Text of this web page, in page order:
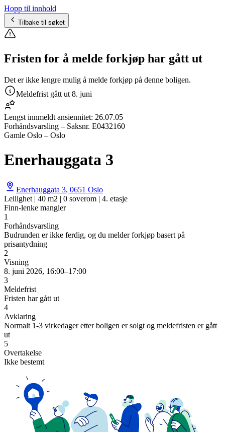
Hopp til innhold
Tilbake til søket
Fristen for å melde forkjøp har gått ut
Det er ikke lengre mulig å melde forkjøp på denne boligen.
Meldefrist gått ut 8. juni
Lengst innmeldt ansiennitet: 26.07.05
Forhåndsvarsling – Saksnr. E0432160
Gamle Oslo – Oslo
Enerhauggata 3
Enerhauggata 3, 0651 Oslo
Leilighet | 40 m2 | 0 soverom | 4. etasje
Finn-lenke mangler
1
Forhåndsvarsling
Budrunden er ikke ferdig, og du melder forkjøp basert på
prisantydning
2
Visning
8. juni 2026, 16:00–17:00
3
Meldefrist
Fristen har gått ut
4
Avklaring
Normalt 1-3 virkedager etter boligen er solgt og meldefristen er gått
ut
5
Overtakelse
Ikke bestemt